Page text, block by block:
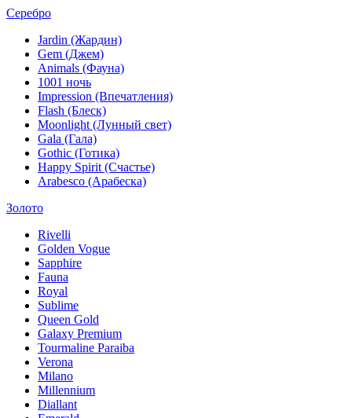
Серебро
Jardin (Жардин)
Gem (Джем)
Animals (Фауна)
1001 ночь
Impression (Впечатления)
Flash (Блеск)
Moonlight (Лунный свет)
Gala (Гала)
Gothic (Готика)
Happy Spirit (Счастье)
Arabesco (Арабеска)
Золото
Rivelli
Golden Vogue
Sapphire
Fauna
Royal
Sublime
Queen Gold
Galaxy Premium
Tourmaline Paraiba
Verona
Milano
Millennium
Diallant